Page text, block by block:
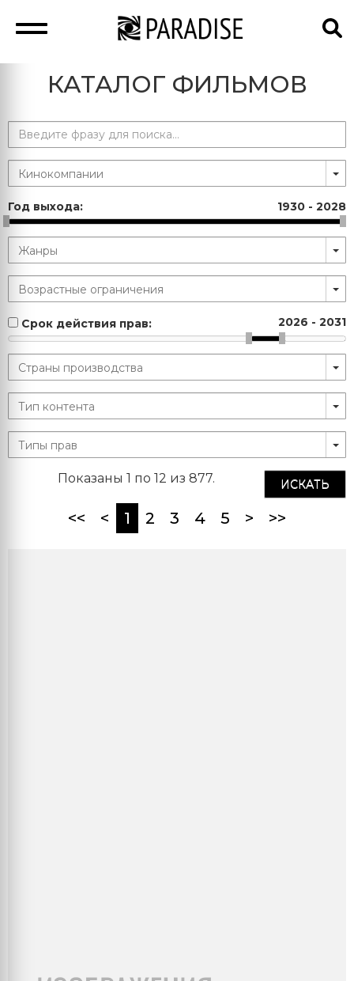
КАТАЛОГ ФИЛЬМОВ
Год выхода: 1930 - 2028
Срок действия прав: 2026 - 2031
ИСКАТЬ
Показаны 1 по 12 из 877.
<< < 1 (current)
2 3 4 5 > >>